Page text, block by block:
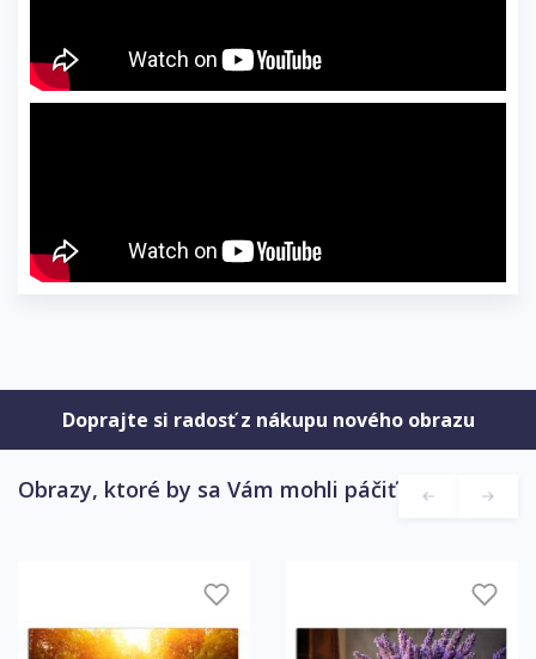
Doprajte si radosť z nákupu nového obrazu
Obrazy, ktoré by sa Vám mohli páčiť